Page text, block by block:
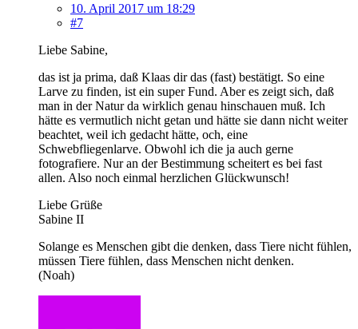
10. April 2017 um 18:29
#7
Liebe Sabine,
das ist ja prima, daß Klaas dir das (fast) bestätigt. So eine
Larve zu finden, ist ein super Fund. Aber es zeigt sich, daß
man in der Natur da wirklich genau hinschauen muß. Ich
hätte es vermutlich nicht getan und hätte sie dann nicht weiter
beachtet, weil ich gedacht hätte, och, eine
Schwebfliegenlarve. Obwohl ich die ja auch gerne
fotografiere. Nur an der Bestimmung scheitert es bei fast
allen. Also noch einmal herzlichen Glückwunsch!
Liebe Grüße
Sabine II
Solange es Menschen gibt die denken, dass Tiere nicht fühlen,
müssen Tiere fühlen, dass Menschen nicht denken.
(Noah)